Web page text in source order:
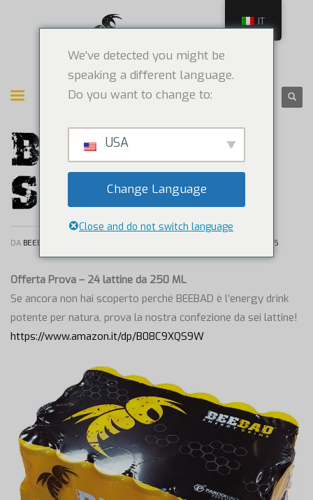
BEEBAD
SHOP
DA BEEBAD NEWS
Offerta Prova – 24 lattine da 250 ML
Se ancora non hai scoperto perché BEEBAD è l’energy drink
potente per natura, prova la nostra confezione da sei lattine!
https://www.amazon.it/dp/B08C9XQS9W
IT
We've detected you might be
speaking a different language.
Do you want to change to:
USA
Change Language
Close and do not switch language